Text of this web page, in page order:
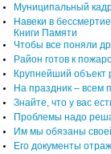
Муниципальный
Навеки в
Книги Памяти
Чтобы все поняли
Район готов к
Крупнейший объект
На праздник – всем
Знайте, что у вас
Проблемы надо
Им мы обязаны
Его документы